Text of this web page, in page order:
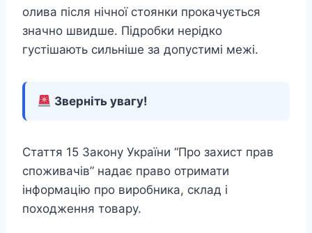
олива після нічної стоянки прокачується
значно швидше. Підробки нерідко
густішають сильніше за допустимі межі.
Зверніть увагу!
Стаття 15 Закону України “Про захист прав
споживачів” надає право отримати
інформацію про виробника, склад і
походження товару.